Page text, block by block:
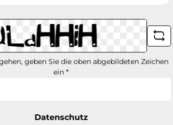
geben Sie die oben abgebildeten Zeichen
ein *
Datenschutz